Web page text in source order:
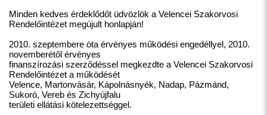
Minden kedves érdeklődőt üdvözlök a Velencei Szakorvosi
Rendelőintézet megújult honlapján!
2010. szeptembere óta érvényes működési engedéllyel, 2010.
novemberétől érvényes
finanszírozási szerződéssel megkezdte a Velencei Szakorvosi
Rendelőintézet a működését
Velence, Martonvásár, Kápolnásnyék, Nadap, Pázmánd,
Sukoró, Vereb és Zichyújfalu
területi ellátási kötelezettséggel.